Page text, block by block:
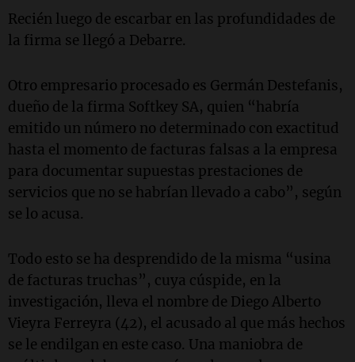
Recién luego de escarbar en las profundidades de
la firma se llegó a Debarre.
Otro empresario procesado es Germán Destefanis,
dueño de la firma Softkey SA, quien “habría
emitido un número no determinado con exactitud
hasta el momento de facturas falsas a la empresa
para documentar supuestas prestaciones de
servicios que no se habrían llevado a cabo”, según
se lo acusa.
Todo esto se ha desprendido de la misma “usina
de facturas truchas”, cuya cúspide, en la
investigación, lleva el nombre de Diego Alberto
Vieyra Ferreyra (42), el acusado al que más hechos
se le endilgan en este caso. Una maniobra de